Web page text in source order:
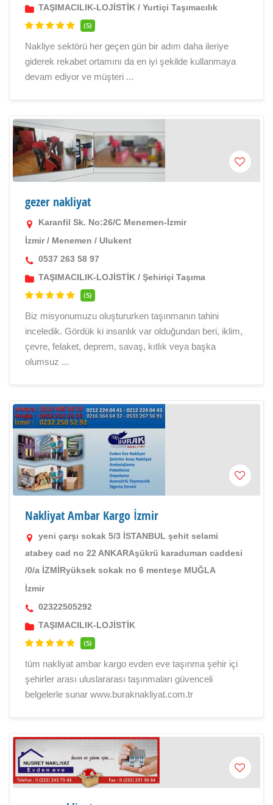
TAŞIMACILIK-LOJİSTİK / Yurtiçi Taşımacılık
(5)
Nakliye sektörü her geçen gün bir adım daha ileriye
giderek rekabet ortamını da en iyi şekilde kullanmaya
devam ediyor ve müşteri ...
gezer nakliyat
Karanfil Sk. No:26/C Menemen-İzmir
İzmir/ Menemen / Ulukent
0537 263 58 97
TAŞIMACILIK-LOJİSTİK / Şehiriçi Taşıma
(5)
Biz misyonumuzu oluştururken taşınmanın tahini
inceledik. Gördük ki insanlık var olduğundan beri, iklim,
çevre, felaket, deprem, savaş, kıtlık veya başka
olumsuz ...
Nakliyat Ambar Kargo İzmir
yeni çarşı sokak 5/3 İSTANBUL şehit selami
atabey cad no 22 ANKARAşükrü karaduman caddesi
/0/a İZMİRyüksek sokak no 6 menteşe MUĞLA
İzmir
02322505292
TAŞIMACILIK-LOJİSTİK
(5)
tüm nakliyat ambar kargo evden eve taşınma şehir içi
şehirler arası uluslararası taşınmaları güvenceli
belgelerle sunar www.buraknakliyat.com.tr